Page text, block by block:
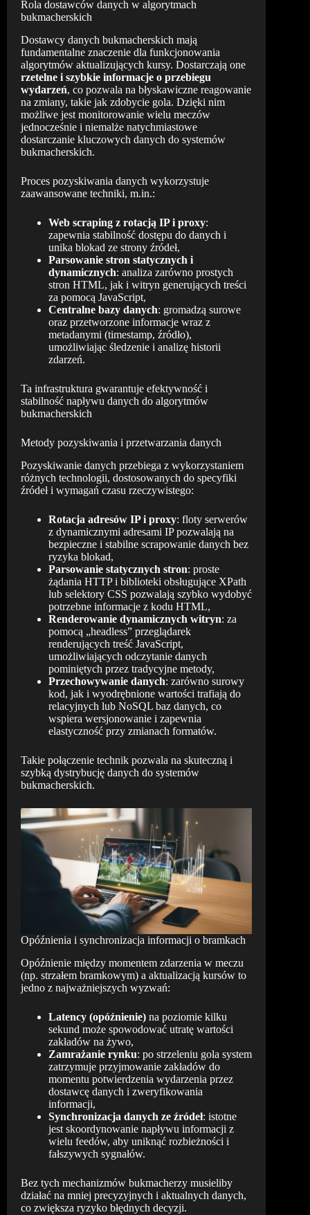
Rola dostawców danych w algorytmach
bukmacherskich
Dostawcy danych bukmacherskich mają
fundamentalne znaczenie dla funkcjonowania
algorytmów aktualizujących kursy. Dostarczają one
rzetelne i szybkie informacje o przebiegu
wydarzeń, co pozwala na błyskawiczne reagowanie
na zmiany, takie jak zdobycie gola. Dzięki nim
możliwe jest monitorowanie wielu meczów
jednocześnie i niemalże natychmiastowe
dostarczanie kluczowych danych do systemów
bukmacherskich.
Proces pozyskiwania danych wykorzystuje
zaawansowane techniki, m.in.:
Web scraping z rotacją IP i proxy:
zapewnia stabilność dostępu do danych i
unika blokad ze strony źródeł,
Parsowanie stron statycznych i
dynamicznych: analiza zarówno prostych
stron HTML, jak i witryn generujących treści
za pomocą JavaScript,
Centralne bazy danych: gromadzą surowe
oraz przetworzone informacje wraz z
metadanymi (timestamp, źródło),
umożliwiając śledzenie i analizę historii
zdarzeń.
Ta infrastruktura gwarantuje efektywność i
stabilność napływu danych do algorytmów
bukmacherskich
Metody pozyskiwania i przetwarzania danych
Pozyskiwanie danych przebiega z wykorzystaniem
różnych technologii, dostosowanych do specyfiki
źródeł i wymagań czasu rzeczywistego:
Rotacja adresów IP i proxy: floty serwerów
z dynamicznymi adresami IP pozwalają na
bezpieczne i stabilne scrapowanie danych bez
ryzyka blokad,
Parsowanie statycznych stron: proste
żądania HTTP i biblioteki obsługujące XPath
lub selektory CSS pozwalają szybko wydobyć
potrzebne informacje z kodu HTML,
Renderowanie dynamicznych witryn: za
pomocą „headless” przeglądarek
renderujących treść JavaScript,
umożliwiających odczytanie danych
pominiętych przez tradycyjne metody,
Przechowywanie danych: zarówno surowy
kod, jak i wyodrębnione wartości trafiają do
relacyjnych lub NoSQL baz danych, co
wspiera wersjonowanie i zapewnia
elastyczność przy zmianach formatów.
Takie połączenie technik pozwala na skuteczną i
szybką dystrybucję danych do systemów
bukmacherskich.
Opóźnienia i synchronizacja informacji o bramkach
Opóźnienie między momentem zdarzenia w meczu
(np. strzałem bramkowym) a aktualizacją kursów to
jedno z najważniejszych wyzwań:
Latency (opóźnienie) na poziomie kilku
sekund może spowodować utratę wartości
zakładów na żywo,
Zamrażanie rynku: po strzeleniu gola system
zatrzymuje przyjmowanie zakładów do
momentu potwierdzenia wydarzenia przez
dostawcę danych i zweryfikowania
informacji,
Synchronizacja danych ze źródeł: istotne
jest skoordynowanie napływu informacji z
wielu feedów, aby uniknąć rozbieżności i
fałszywych sygnałów.
Bez tych mechanizmów bukmacherzy musieliby
działać na mniej precyzyjnych i aktualnych danych,
co zwiększa ryzyko błędnych decyzji.